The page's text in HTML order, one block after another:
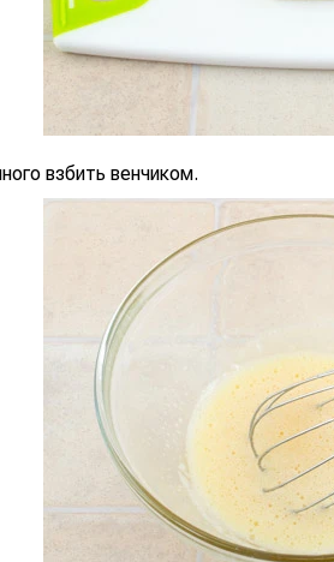
взбить венчиком.